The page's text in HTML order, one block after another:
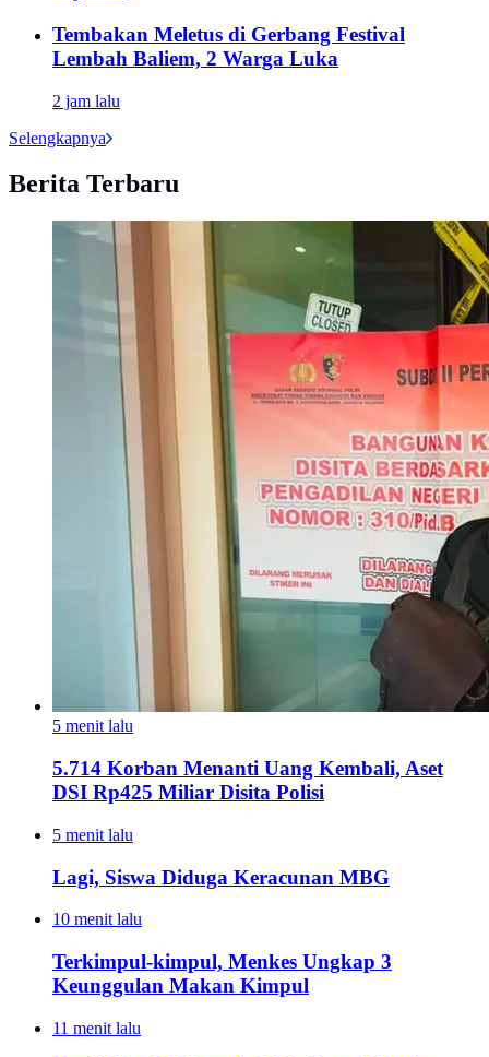
Tembakan Meletus di Gerbang Festival
Lembah Baliem, 2 Warga Luka
2 jam lalu
Selengkapnya
Berita Terbaru
5 menit lalu
5.714 Korban Menanti Uang Kembali, Aset
DSI Rp425 Miliar Disita Polisi
5 menit lalu
Lagi, Siswa Diduga Keracunan MBG
10 menit lalu
Terkimpul-kimpul, Menkes Ungkap 3
Keunggulan Makan Kimpul
11 menit lalu